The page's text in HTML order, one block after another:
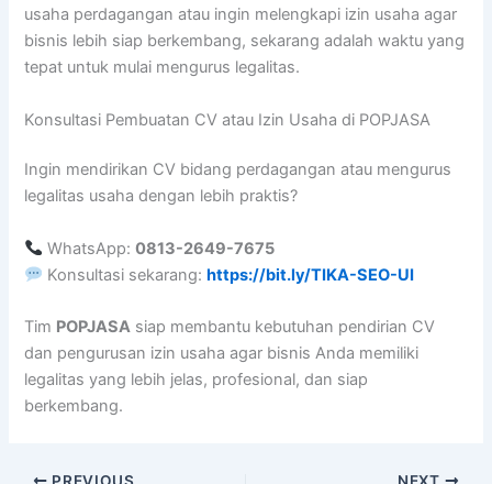
usaha perdagangan atau ingin melengkapi izin usaha agar
bisnis lebih siap berkembang, sekarang adalah waktu yang
tepat untuk mulai mengurus legalitas.
Konsultasi Pembuatan CV atau Izin Usaha di POPJASA
Ingin mendirikan CV bidang perdagangan atau mengurus
legalitas usaha dengan lebih praktis?
WhatsApp:0813-2649-7675
Konsultasi sekarang:https://bit.ly/TIKA-SEO-UI
Tim POPJASA siap membantu kebutuhan pendirian CV
dan pengurusan izin usaha agar bisnis Anda memiliki
legalitas yang lebih jelas, profesional, dan siap
berkembang.